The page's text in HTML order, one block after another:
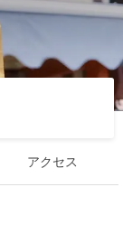
アクセス